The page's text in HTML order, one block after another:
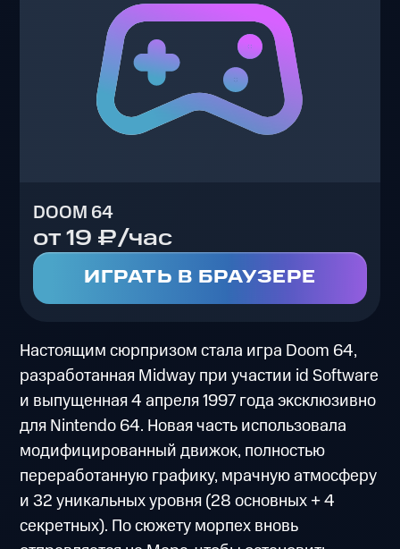
DOOM 64
от 19 ₽/час
ИГРАТЬ В БРАУЗЕРЕ
Настоящим сюрпризом стала игра Doom 64,
разработанная Midway при участии id Software
и выпущенная 4 апреля 1997 года эксклюзивно
для Nintendo 64. Новая часть использовала
модифицированный движок, полностью
переработанную графику, мрачную атмосферу
и 32 уникальных уровня (28 основных + 4
секретных). По сюжету морпех вновь